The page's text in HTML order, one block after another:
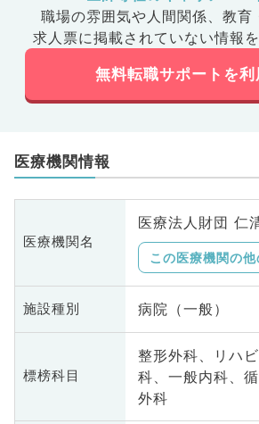
職場の雰囲気や人間関係、 教育
求人票に掲載されていない情報
無料転職サポートを利
医療機関情報
医療機関名
医療法人財団 仁
この医療機関の
施設種別 病院（一般）
標榜科目
整形外科、リハ
科、一般内科、
外科